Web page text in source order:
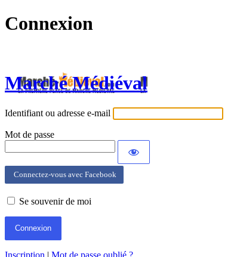
Connexion
Marché Médiéval
Identifiant ou adresse e-mail
Mot de passe
Connectez-vous avec Facebook
Se souvenir de moi
Inscription | Mot de passe oublié ?